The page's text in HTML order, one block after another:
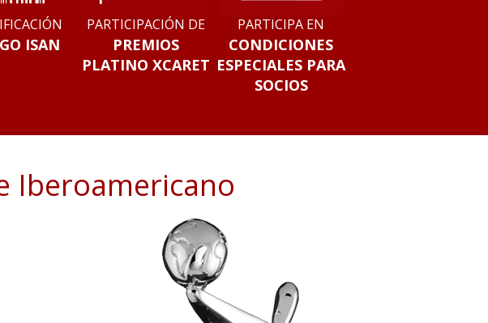
ISAN
PARTICIPACIÓN DE
PREMIOS
PLATINO XCARET
PARTICIPA EN
CONDICIONES
ESPECIALES PARA
SOCIOS
Iberoamericano